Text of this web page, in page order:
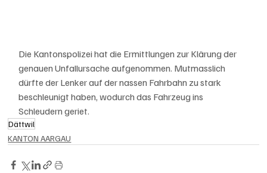
Die Kantonspolizei hat die Ermittlungen zur Klärung der
genauen Unfallursache aufgenommen. Mutmasslich
dürfte der Lenker auf der nassen Fahrbahn zu stark
beschleunigt haben, wodurch das Fahrzeug ins
Schleudern geriet.
Dättwil
KANTON AARGAU